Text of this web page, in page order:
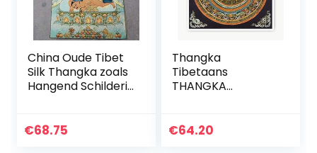
China Oude Tibet
Silk Thangka zoals
Hangend Schilderij
Statue (Size (Inch)
€68.75
Thangka
Tibetaans
THANGKA
PRINCIPES
€64.20